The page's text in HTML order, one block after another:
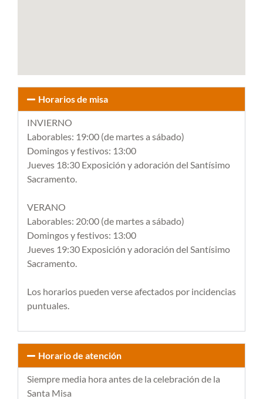
Horarios de misa
INVIERNO
Laborables: 19:00 (de martes a sábado)
Domingos y festivos: 13:00
Jueves 18:30 Exposición y adoración del Santísimo
Sacramento.
VERANO
Laborables: 20:00 (de martes a sábado)
Domingos y festivos: 13:00
Jueves 19:30 Exposición y adoración del Santísimo
Sacramento.
Los horarios pueden verse afectados por incidencias
puntuales.
Horario de atención
Siempre media hora antes de la celebración de la
Santa Misa